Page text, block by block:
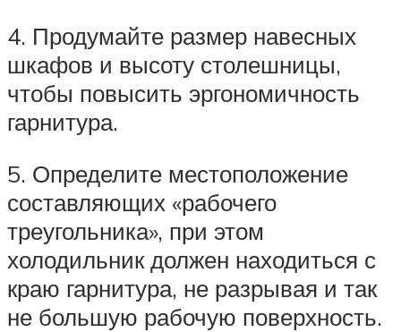
4. Продумайте размер навесных
шкафов и высоту столешницы,
чтобы повысить эргономичность
гарнитура.
5. Определите местоположение
составляющих «рабочего
треугольника», при этом
холодильник должен находиться с
краю гарнитура, не разрывая и так
не большую рабочую поверхность.